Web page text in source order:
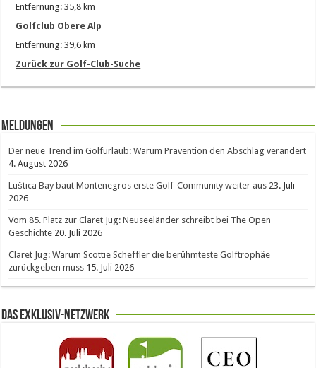
Entfernung: 35,8 km
Golfclub Obere Alp
Entfernung: 39,6 km
Zurück zur Golf-Club-Suche
Meldungen
Der neue Trend im Golfurlaub: Warum Prävention den Abschlag verändert
4. August 2026
Luštica Bay baut Montenegros erste Golf-Community weiter aus 23. Juli
2026
Vom 85. Platz zur Claret Jug: Neuseeländer schreibt bei The Open
Geschichte 20. Juli 2026
Claret Jug: Warum Scottie Scheffler die berühmteste Golftrophäe
zurückgeben muss 15. Juli 2026
Das Exklusiv-Netzwerk